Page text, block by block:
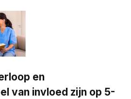
en
van invloed zijn op 5-